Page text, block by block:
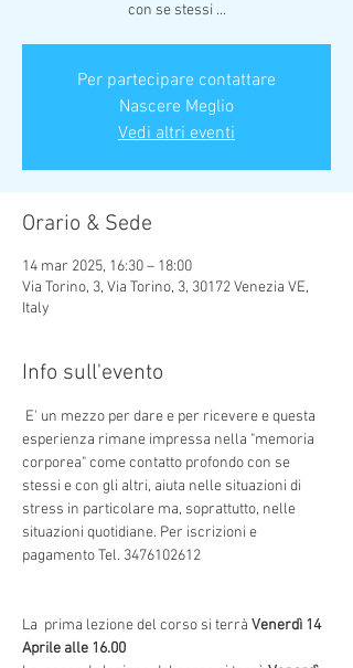
con se stessi ...
Per partecipare contattare
Nascere Meglio
Vedi altri eventi
Orario & Sede
14 mar 2025, 16:30 – 18:00
Via Torino, 3, Via Torino, 3, 30172 Venezia VE,
Italy
Info sull'evento
E' un mezzo per dare e per ricevere e questa
esperienza rimane impressa nella "memoria
corporea" come contatto profondo con se
stessi e con gli altri, aiuta nelle situazioni di
stress in particolare ma, soprattutto, nelle
situazioni quotidiane. Per iscrizioni e
pagamento Tel. 3476102612
La  prima lezione del corso si terrà Venerdì 14
Aprile alle 16.00